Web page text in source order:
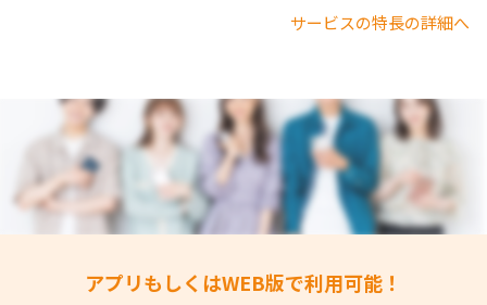
サービスの特長の詳細へ
アプリもしくはWEB版で利用可能！